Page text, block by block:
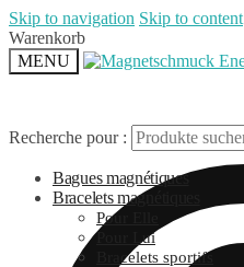
Skip to navigation Skip to content
Warenkorb
MENU
Recherche pour :
Bagues magnétiques
Bracelets magnétiques
Pour Elle
Pour Lui
Bracelets sportifs